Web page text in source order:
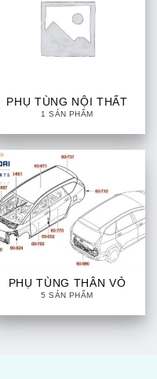
PHỤ TÙNG NỘI THẤT
1 SẢN PHẨM
PHỤ TÙNG THÂN VỎ
5 SẢN PHẨM